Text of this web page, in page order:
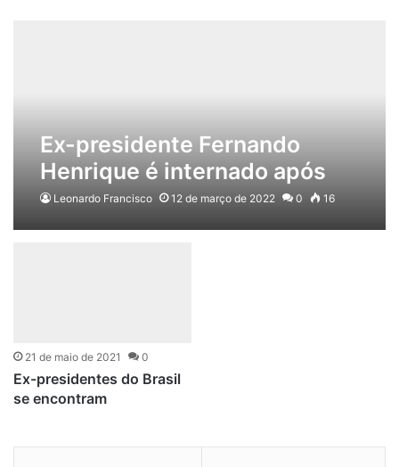
Ex-presidente Fernando
Henrique é internado após
fraturar o fêmur
Leonardo Francisco 12 de março de 2022 0 16
21 de maio de 2021 0
Ex-presidentes do Brasil
se encontram